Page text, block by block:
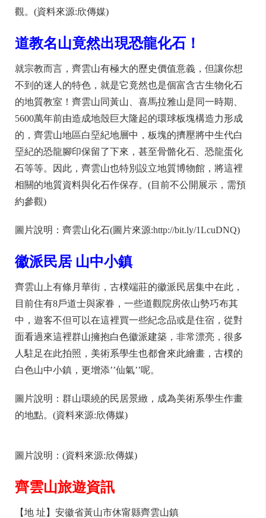
觀。(資料來源:欣傳媒)
道教名山竟然出現恐龍化石！
就宗教而言，齊雲山有極大的歷史價值意義，但讓你想
不到的迷人的特色，就是它竟然也是個富含古生物化石
的地質教室！齊雲山同黃山、喜馬拉雅山是同一時期、
5600萬年前由造成地殼巨大隆起的環球板塊構造力形成
的，齊雲山地區白堊紀地層中，板塊的擠壓將中生代白
堊紀的恐龍腳印保留了下來，甚至骨骼化石、恐龍蛋化
石等等。因此，齊雲山也特別設立地質博物館，將這裡
相關的地質資料與化石作保存。(目前不公開展示，需預
約參觀)
圖片說明：齊雲山化石(圖片來源:http://bit.ly/1LcuDNQ)
徽派民居 山中小鎮
齊雲山上有條月華街，古樸端莊的徽派民居集中在此，
目前住有8戶道士與家眷，一些道觀院房依山勢巧布其
中，遊客不但可以在這裡買一些紀念品或是住宿，從對
面看過來這裡群山擁抱白色徽派建築，非常漂亮，很多
人駐足在此拍照，美術系學生也都會來此繪畫，古樸的
白色山中小鎮，更增添’’仙氣’’呢。
圖片說明：群山環繞的民居景緻，成為美術系學生作畫
的地點。(資料來源:欣傳媒)
圖片說明：(資料來源:欣傳媒)
齊雲山旅遊資訊
【地 址】安徽省黃山市休甯縣齊雲山鎮